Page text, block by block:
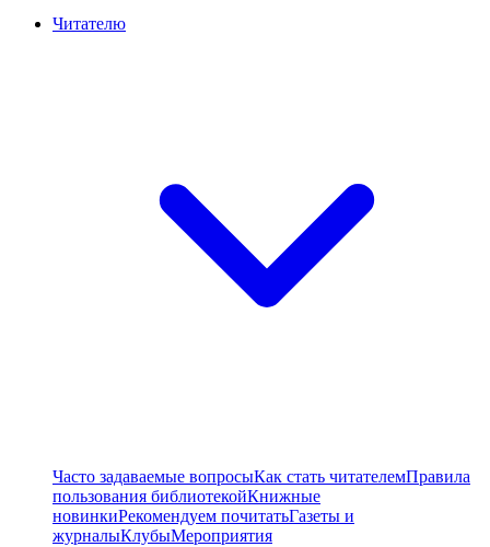
Читателю
Часто задаваемые вопросыКак стать читателемПравила
пользования библиотекойКнижные
новинкиРекомендуем почитатьГазеты и
журналыКлубыМероприятия